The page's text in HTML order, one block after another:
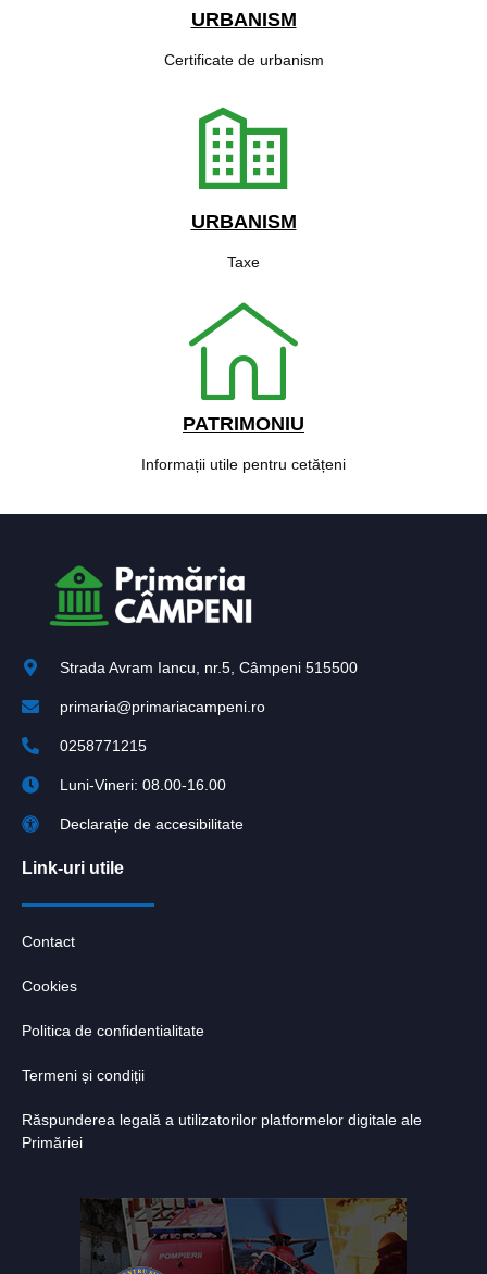
URBANISM
Certificate de urbanism
URBANISM
Taxe
PATRIMONIU
Informații utile pentru cetățeni
Strada Avram Iancu, nr.5, Câmpeni 515500
primaria@primariacampeni.ro
0258771215
Luni-Vineri: 08.00-16.00
Declarație de accesibilitate
Link-uri utile
Contact
Cookies
Politica de confidentialitate
Termeni și condiții
Răspunderea legală a utilizatorilor platformelor digitale ale
Primăriei